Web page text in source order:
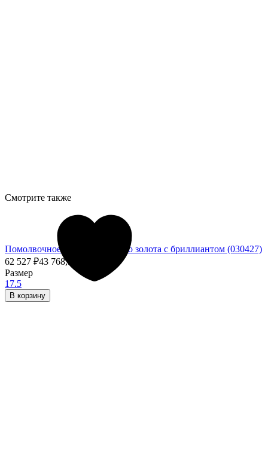
Помолвочное кольцо из белого золота с бриллиантом (030427)
62 527 ₽43 768,90
Размер
17.5
В корзину
Смотрите также